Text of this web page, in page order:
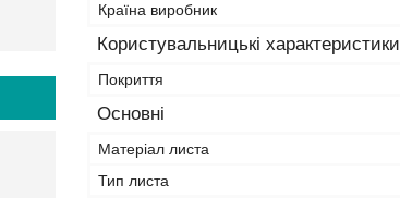
Країна виробник
Користувальницькі характеристики
Покриття
Основні
Матеріал листа
Тип листа